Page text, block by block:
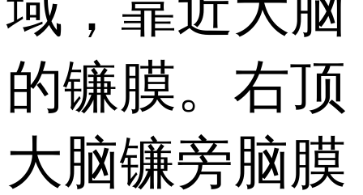
的镰膜。右顶
大脑镰旁脑膜